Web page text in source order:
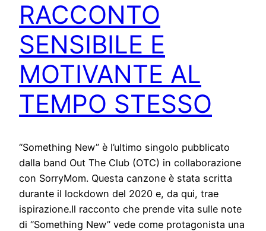
RACCONTO
SENSIBILE E
MOTIVANTE AL
TEMPO STESSO
“Something New” è l’ultimo singolo pubblicato
dalla band Out The Club (OTC) in collaborazione
con SorryMom. Questa canzone è stata scritta
durante il lockdown del 2020 e, da qui, trae
ispirazione.Il racconto che prende vita sulle note
di “Something New” vede come protagonista una